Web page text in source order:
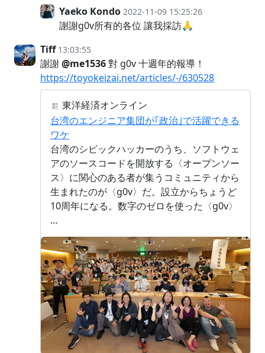
Yaeko Kondo 2022-11-09 15:25:26
謝謝g0v所有的各位 讓我採訪🙏
Tiff 13:03:55
謝謝@me1536對 g0v 十週年的報導！
https://toyokeizai.net/articles/-/630528
東洋経済オンライン
台湾のエンジニア集団が｢政治｣で活躍できる
ワケ
台湾のシビックハッカーのうち、ソフトウェ
アのソースコードを開放する〈オープンソー
ス〉に関心のある者が集うコミュニティから
生まれたのが〈g0v〉だ。設立からちょうど
10周年になる。数字のゼロを使った〈g0v〉
…